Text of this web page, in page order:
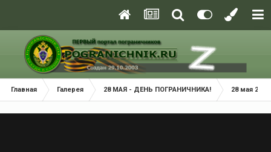
Главная Галерея 28 МАЯ - ДЕНЬ ПОГРАНИЧНИКА! 28 мая